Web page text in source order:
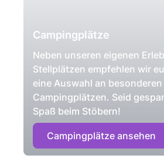
Campingplätze
Neben unseren eigenen
Stellplätzen empfehlen wir
eine Auswahl an besonderen
Campingplätzen. Seid
Spaß beim Stöbern!
Campingplätze ansehen